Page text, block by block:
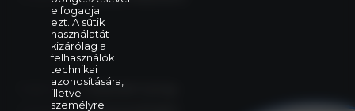
Polgármester:Szelezsán György
elfogadja
ezt. A sütik
használatát
kizárólag a
felhasználók
technikai
azonosítására,
illetve
személyre